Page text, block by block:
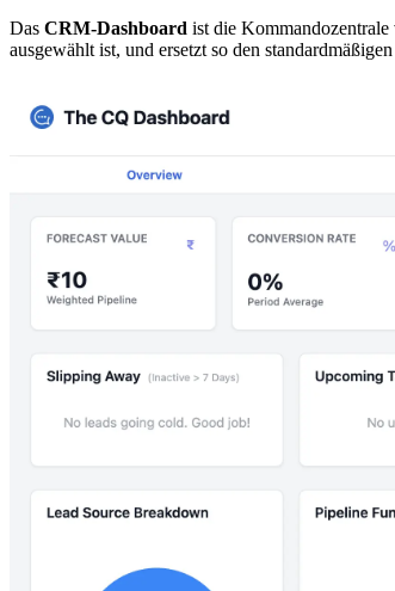
Das CRM-Dashboard ist die
ausgewählt ist, und ersetzt so den